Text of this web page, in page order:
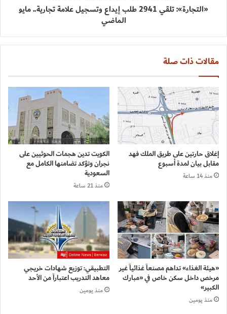
«التجارة»: تلقي 2941 طلب إيداع وتسجيل علامة تجارية.. مايو
الماضي
مقالات ذات صلة
إغلاق حارتين على طريق الملك فهد
مقابل بيان لمدة أسبوع
منذ 14 ساعة
الكويت تدين هجمات الحوثيين على
نجران وتؤكد تضامنها الكامل مع
السعودية
منذ 21 ساعة
«هيئة الغذاء» تداهم مصنعاً غذائياً غير
مرخص داخل سكن خاص في «مبارك
الكبير»
منذ يومين
التطبيقي: توزيع شهادات خريجي
معاهد التدريب اعتباراً من الأحد
منذ يومين